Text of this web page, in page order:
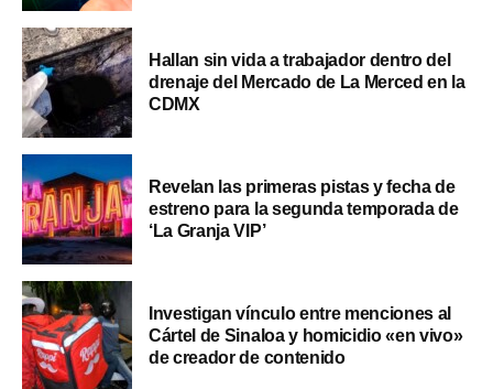
Hallan sin vida a trabajador dentro del
drenaje del Mercado de La Merced en la
CDMX
Revelan las primeras pistas y fecha de
estreno para la segunda temporada de
‘La Granja VIP’
Investigan vínculo entre menciones al
Cártel de Sinaloa y homicidio «en vivo»
de creador de contenido